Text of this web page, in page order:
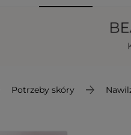
Potrzeby skóry